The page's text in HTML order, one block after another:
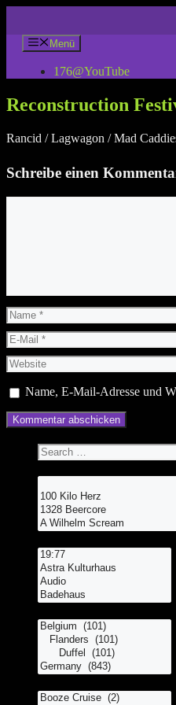
springen Menü
176@YouTube
Reconstruction
Rancid / Lagwagon / Mad
Schreibe einen
Name
E-
Mail
Website
Name, E-Mail-Adresse und